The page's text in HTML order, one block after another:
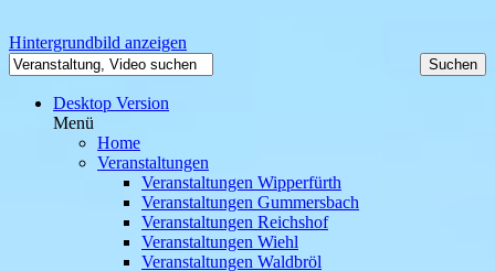
Hintergrundbild anzeigen
Desktop Version
Menü
Home
Veranstaltungen
Veranstaltungen Wipperfürth
Veranstaltungen Gummersbach
Veranstaltungen Reichshof
Veranstaltungen Wiehl
Veranstaltungen Waldbröl